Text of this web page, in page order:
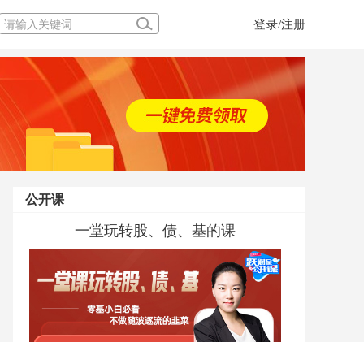
登录/注册
公开课
FRM考纲解读直播